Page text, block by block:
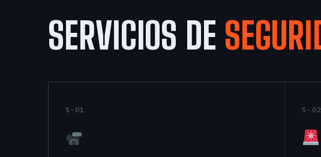
SERVICIOS DE
S-01 S-02